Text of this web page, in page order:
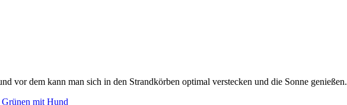
vor dem kann man sich in den Strandkörben optimal verstecken und die Sonne genießen.